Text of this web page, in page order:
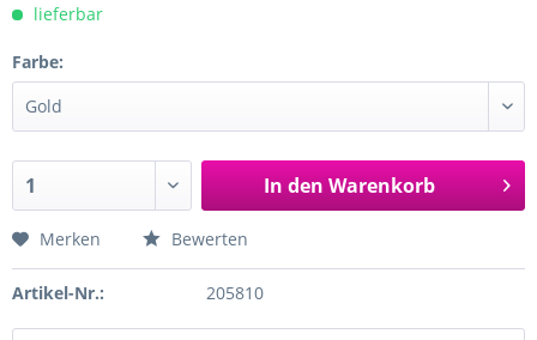
lieferbar
Farbe:
In den Warenkorb
Merken Bewerten
Artikel-Nr.: 205810